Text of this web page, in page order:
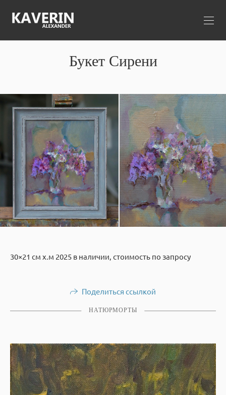
Букет Сирени
30×21 см х.м 2025 в наличии, стоимость по запросу
Поделиться ссылкой
НАТЮРМОРТЫ